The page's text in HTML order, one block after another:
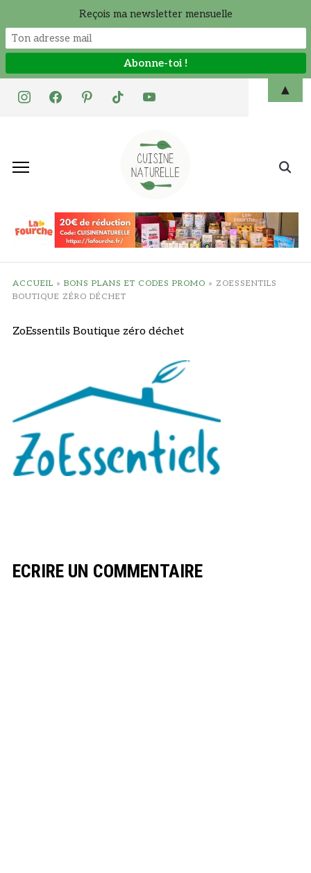
instagramfacebookpinteresttiktok youtube
Search
ACCUEIL » BONS PLANS ET CODES PROMO » ZOESSENTILS
BOUTIQUE ZÉRO DÉCHET
ZoEssentils Boutique zéro déchet
ECRIRE UN COMMENTAIRE
Reçois ma newsletter mensuelle
▲